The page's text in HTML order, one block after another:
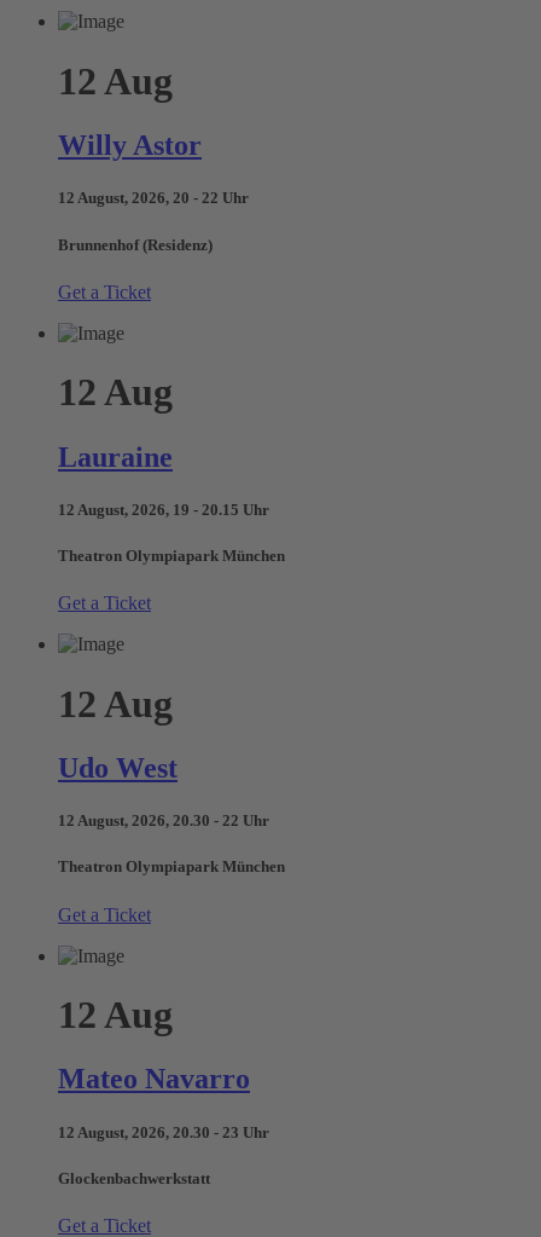
12 Aug
Willy Astor
12 August, 2026, 20 - 22 Uhr
Brunnenhof (Residenz)
Get a Ticket
12 Aug
Lauraine
12 August, 2026, 19 - 20.15 Uhr
Theatron Olympiapark München
Get a Ticket
12 Aug
Udo West
12 August, 2026, 20.30 - 22 Uhr
Theatron Olympiapark München
Get a Ticket
12 Aug
Mateo Navarro
12 August, 2026, 20.30 - 23 Uhr
Glockenbachwerkstatt
Get a Ticket